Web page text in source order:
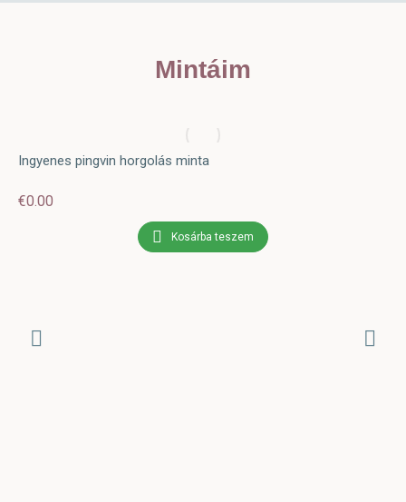
Mintáim
Ingyenes pingvin horgolás minta
€0.00
Kosárba teszem